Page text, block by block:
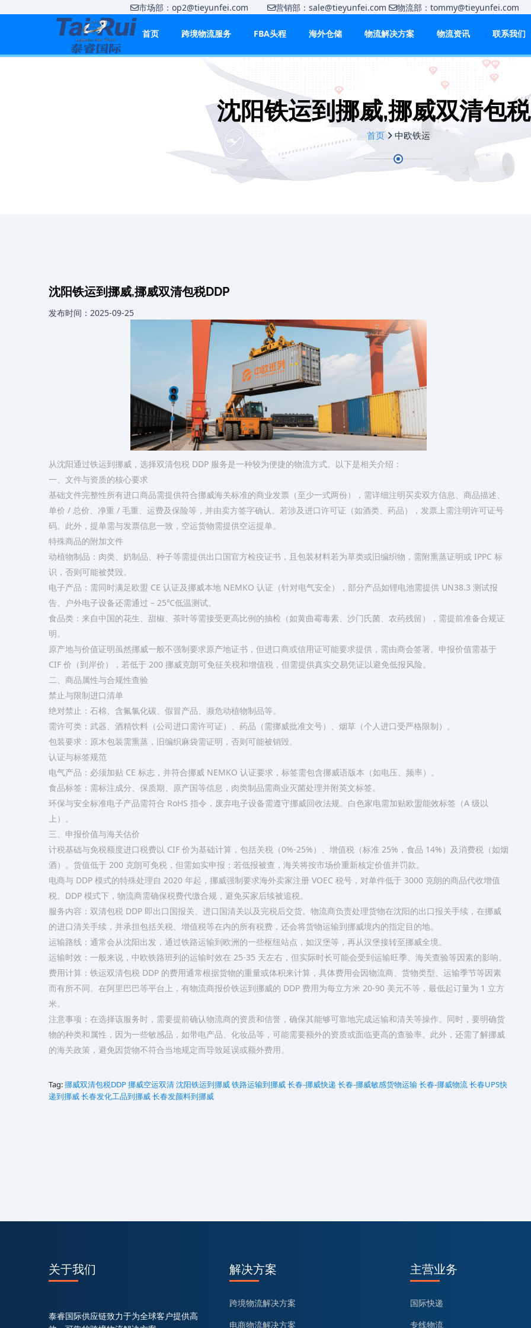
市场部：op2@tieyunfei.com 营销部：sale@tieyunfei.com 物流部：
首页 跨境物流服务 FBA头程 海外仓储 物流解决方案 物流资讯 联系我们
沈阳铁运到挪威,挪威双清包
首页 中欧铁运
沈阳铁运到挪威,挪威双清包税DDP
发布时间：2025-09-25
从沈阳通过铁运到挪威，选择双清包税 DDP 服务是一种较为便捷的物流方式。以下是相关介绍：
一、文件与资质的核心要求
基础文件完整性所有进口商品需提供符合挪威海关标准的商业发票（至少一式两份），需详细注明买卖双方信息、商品描述、
单价 / 总价、净重 / 毛重、运费及保险等，并由卖方签字确认。若涉及进口许可证（如酒类、药品），发票上需注明许可证号
码。此外，提单需与发票信息一致，空运货物需提供空运提单。
特殊商品的附加文件
动植物制品：肉类、奶制品、种子等需提供出口国官方检疫证书，且包装材料若为草类或旧编织物，需附熏蒸证明或 IPPC 标
识，否则可能被焚毁。
电子产品：需同时满足欧盟 CE 认证及挪威本地 NEMKO 认证（针对电气安全），部分产品如锂电池需提供 UN38.3 测试报
告。户外电子设备还需通过 – 25℃低温测试。
食品类：来自中国的花生、甜椒、茶叶等需接受更高比例的抽检（如黄曲霉毒素、沙门氏菌、农药残留），需提前准备合规证
明。
原产地与价值证明虽然挪威一般不强制要求原产地证书，但进口商或信用证可能要求提供，需由商会签署。申报价值需基于
CIF 价（到岸价），若低于 200 挪威克朗可免征关税和增值税，但需提供真实交易凭证以避免低报风险。
二、商品属性与合规性查验
禁止与限制进口清单
绝对禁止：石棉、含氟氯化碳、假冒产品、濒危动植物制品等。
需许可类：武器、酒精饮料（公司进口需许可证）、药品（需挪威批准文号）、烟草（个人进口受严格限制）。
包装要求：原木包装需熏蒸，旧编织麻袋需证明，否则可能被销毁。
认证与标签规范
电气产品：必须加贴 CE 标志，并符合挪威 NEMKO 认证要求，标签需包含挪威语版本（如电压、频率）。
食品标签：需标注成分、保质期、原产国等信息，肉类制品需商业灭菌处理并附英文标签。
环保与安全标准电子产品需符合 RoHS 指令，废弃电子设备需遵守挪威回收法规。白色家电需加贴欧盟能效标签（A 级以
上）。
三、申报价值与海关估价
计税基础与免税额度进口税费以 CIF 价为基础计算，包括关税（0%-25%）、增值税（标准 25%，食品 14%）及消费税（如烟
酒）。货值低于 200 克朗可免税，但需如实申报；若低报被查，海关将按市场价重新核定价值并罚款。
电商与 DDP 模式的特殊处理自 2020 年起，挪威强制要求海外卖家注册 VOEC 税号，对单件低于 3000 克朗的商品代收增值
税。DDP 模式下，物流商需确保税费代缴合规，避免买家后续被追税。
服务内容：双清包税 DDP 即出口国报关、进口国清关以及完税后交货。物流商负责处理货物在沈阳的出口报关手续，在挪威
的进口清关手续，并承担包括关税、增值税等在内的所有税费，还会将货物运输到挪威境内的指定目的地。
运输路线：通常会从沈阳出发，通过铁路运输到欧洲的一些枢纽站点，如汉堡等，再从汉堡接转至挪威全境。
运输时效：一般来说，中欧铁路班列的运输时效在 25-35 天左右，但实际时长可能会受到运输旺季、海关查验等因素的影响。
费用计算：铁运双清包税 DDP 的费用通常根据货物的重量或体积来计算，具体费用会因物流商、货物类型、运输季节等因素
而有所不同。在阿里巴巴等平台上，有物流商报价铁运到挪威的 DDP 费用为每立方米 20-90 美元不等，最低起订量为 1 立方
米。
注意事项：在选择该服务时，需要提前确认物流商的资质和信誉，确保其能够可靠地完成运输和清关等操作。同时，要明确货
物的种类和属性，因为一些敏感品，如带电产品、化妆品等，可能需要额外的资质或面临更高的查验率。此外，还需了解挪威
的海关政策，避免因货物不符合当地规定而导致延误或额外费用。
Tag:挪威双清包税DDP挪威空运双清沈阳铁运到挪威铁路运输到挪威长春-挪威快递 长春-挪威敏感货物运输长春-挪威物流长春UPS快
递到挪威长春发化工品到挪威长春发颜料到挪威
关于我们
泰睿国际供应链致力于为全球客户提供高
解决方案
跨境物流解决方案
电商物流解决方案
主营业务
国际快递
专线物流